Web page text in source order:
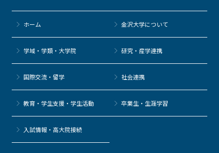
ホーム 金沢大学について
学域・学類・大学院 研究・産学連携
国際交流・留学 社会連携
教育・学生支援・学生活動 卒業生・生涯学習
⼊試情報・高大院接続